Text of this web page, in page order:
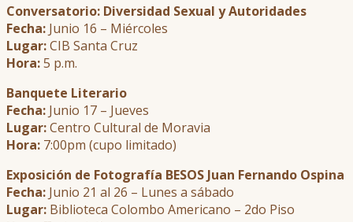
Conversatorio: Diversidad Sexual y Autoridades
Fecha: Junio 16 – Miércoles
Lugar:CIB Santa Cruz
Hora:5 p.m.
Banquete Literario
Fecha: Junio 17 – Jueves
Lugar:Centro Cultural de Moravia
Hora: 7:00pm (cupo limitado)
Exposición de Fotografía BESOS Juan Fernando Ospina
Fecha: Junio 21 al 26 – Lunes a sábado
Lugar: Biblioteca Colombo Americano – 2do Piso